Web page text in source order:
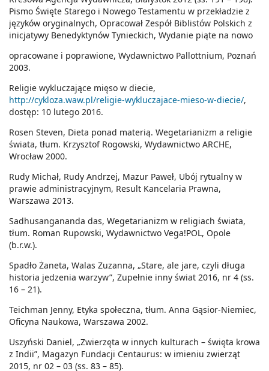
Pismo Święte Starego i Nowego Testamentu w przekładzie z
języków oryginalnych, Opracował Zespół Biblistów Polskich z
inicjatywy Benedyktynów Tynieckich, Wydanie piąte na nowo
opracowane i poprawione, Wydawnictwo Pallottnium, Poznań
2003.
Religie wykluczające mięso w diecie,
http://cykloza.waw.pl/religie-wykluczajace-mieso-w-diecie/,
dostęp: 10 lutego 2016.
Rosen Steven, Dieta ponad materią. Wegetarianizm a religie
świata, tłum. Krzysztof Rogowski, Wydawnictwo ARCHE,
Wrocław 2000.
Rudy Michał, Rudy Andrzej, Mazur Paweł, Ubój rytualny w
prawie administracyjnym, Result Kancelaria Prawna,
Warszawa 2013.
Sadhusangananda das, Wegetarianizm w religiach świata,
tłum. Roman Rupowski, Wydawnictwo Vega!POL, Opole
(b.r.w.).
Spadło Żaneta, Walas Zuzanna, „Stare, ale jare, czyli długa
historia jedzenia warzyw”, Zupełnie inny świat 2016, nr 4 (ss.
16 – 21).
Teichman Jenny, Etyka społeczna, tłum. Anna Gąsior-Niemiec,
Oficyna Naukowa, Warszawa 2002.
Uszyński Daniel, „Zwierzęta w innych kulturach – święta krowa
z Indii”, Magazyn Fundacji Centaurus: w imieniu zwierząt
2015, nr 02 – 03 (ss. 83 – 85).